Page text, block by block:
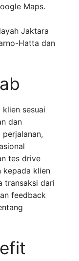
Maps.
Jaktara
Hatta dan
sesuai
dan
perjalanan,
tes drive
kepada klien
transaksi dari
feedback